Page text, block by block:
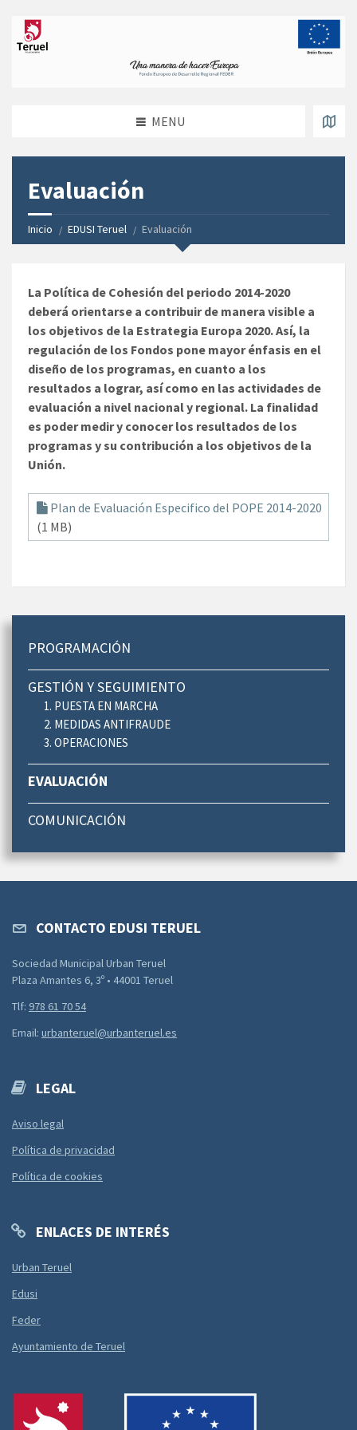
MENU
Evaluación
Inicio EDUSI Teruel Evaluación
La Política de Cohesión del periodo 2014-2020
deberá orientarse a contribuir de manera visible a
los objetivos de la Estrategia Europa 2020. Así, la
regulación de los Fondos pone mayor énfasis en el
diseño de los programas, en cuanto a los
resultados a lograr, así como en las actividades de
evaluación a nivel nacional y regional. La finalidad
es poder medir y conocer los resultados de los
programas y su contribución a los objetivos de la
Unión.
Plan de Evaluación Especifico del POPE 2014-2020
(1 MB)
PROGRAMACIÓN
GESTIÓN Y SEGUIMIENTO
1. PUESTA EN MARCHA
2. MEDIDAS ANTIFRAUDE
3. OPERACIONES
EVALUACIÓN
COMUNICACIÓN
CONTACTO EDUSI TERUEL
Sociedad Municipal Urban Teruel
Plaza Amantes 6, 3º • 44001 Teruel
Tlf: 978 61 70 54
Email: urbanteruel@urbanteruel.es
LEGAL
Aviso legal
Política de privacidad
Política de cookies
ENLACES DE INTERÉS
Urban Teruel
Edusi
Feder
Ayuntamiento de Teruel